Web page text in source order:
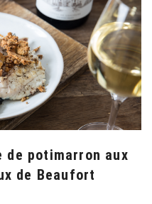
de potimarron aux
de Beaufort